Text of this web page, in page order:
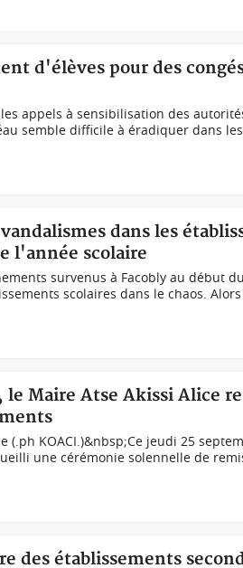
d'élèves pour des
appels à sensibilisation des
semble difficile à éradiquer dans
dans les
l'année scolaire
survenus à Facobly au début
scolaires dans le chaos. Alors
Maire Atse Akissi Alice
(.ph KOACI.)&nbsp;Ce jeudi 25
une cérémonie solennelle de
des établissements